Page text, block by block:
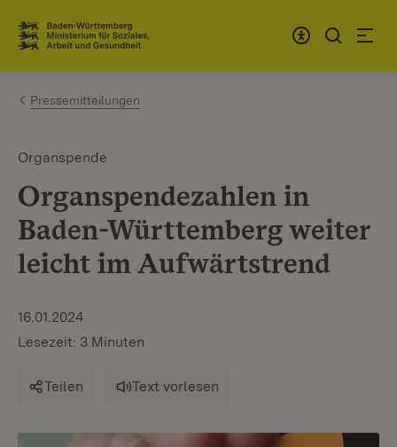
Zum Inhalt springen
Link zur Startseite
Pressemitteilungen
Organspende
Organspendezahlen in
Baden-Württemberg weiter
leicht im Aufwärtstrend
16.01.2024
Lesezeit: 3 Minuten
Teilen Text vorlesen